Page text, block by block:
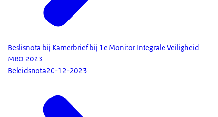
Beslisnota bij Kamerbrief bij 1e Monitor Integrale Veiligheid
MBO 2023
Beleidsnota20-12-2023